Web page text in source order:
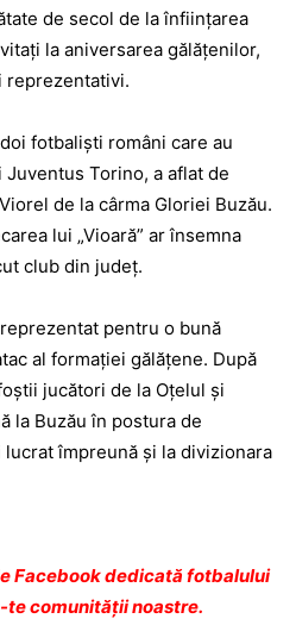
de secol de la înfiinţarea
la aniversarea gălăţenilor,
reprezentativi.
fotbalişti români care au
Torino, a aflat de
de la cârma Gloriei Buzău.
lui „Vioară” ar însemna
club din judeţ.
pentru o bună
al formaţiei gălăţene. După
jucători de la Oţelul şi
la Buzău în postura de
împreună şi la divizionara
Facebook dedicată fotbalului
te comunității noastre.